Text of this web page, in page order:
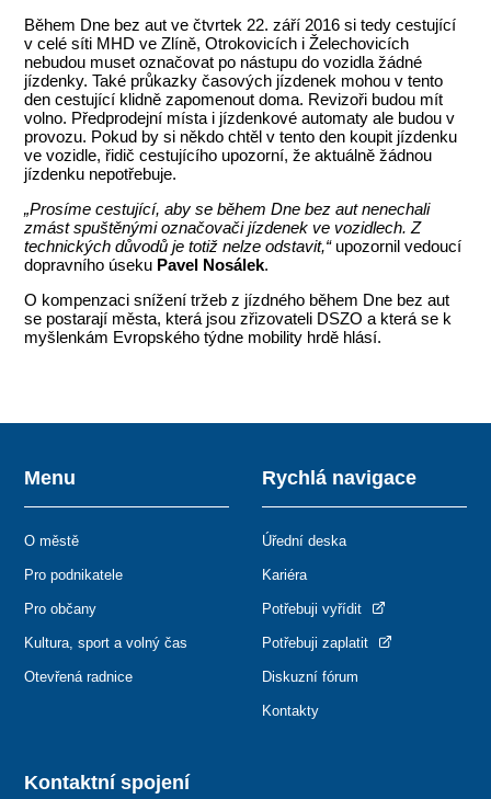
Během Dne bez aut ve čtvrtek 22. září 2016 si tedy cestující
v celé síti MHD ve Zlíně, Otrokovicích i Želechovicích
nebudou muset označovat po nástupu do vozidla žádné
jízdenky. Také průkazky časových jízdenek mohou v tento
den cestující klidně zapomenout doma. Revizoři budou mít
volno. Předprodejní místa i jízdenkové automaty ale budou v
provozu. Pokud by si někdo chtěl v tento den koupit jízdenku
ve vozidle, řidič cestujícího upozorní, že aktuálně žádnou
jízdenku nepotřebuje.
„Prosíme cestující, aby se během Dne bez aut nenechali
zmást spuštěnými označovači jízdenek ve vozidlech. Z
technických důvodů je totiž nelze odstavit,“upozornil vedoucí
dopravního úseku Pavel Nosálek.
O kompenzaci snížení tržeb z jízdného během Dne bez aut
se postarají města, která jsou zřizovateli DSZO a která se k
myšlenkám Evropského týdne mobility hrdě hlásí.
Kontaktní spojení
Menu
O městě
Pro podnikatele
Pro občany
Kultura, sport a volný čas
Otevřená radnice
Rychlá navigace
Úřední deska
Kariéra
Potřebuji vyřídit
Potřebuji zaplatit
Diskuzní fórum
Kontakty